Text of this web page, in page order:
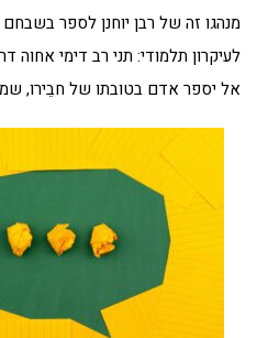
מנהגו זה של רבן יוחנן לספר
לעיקרון תלמודי: תני רב דימי
אל יספר אדם בטובתו של חבֵירו,